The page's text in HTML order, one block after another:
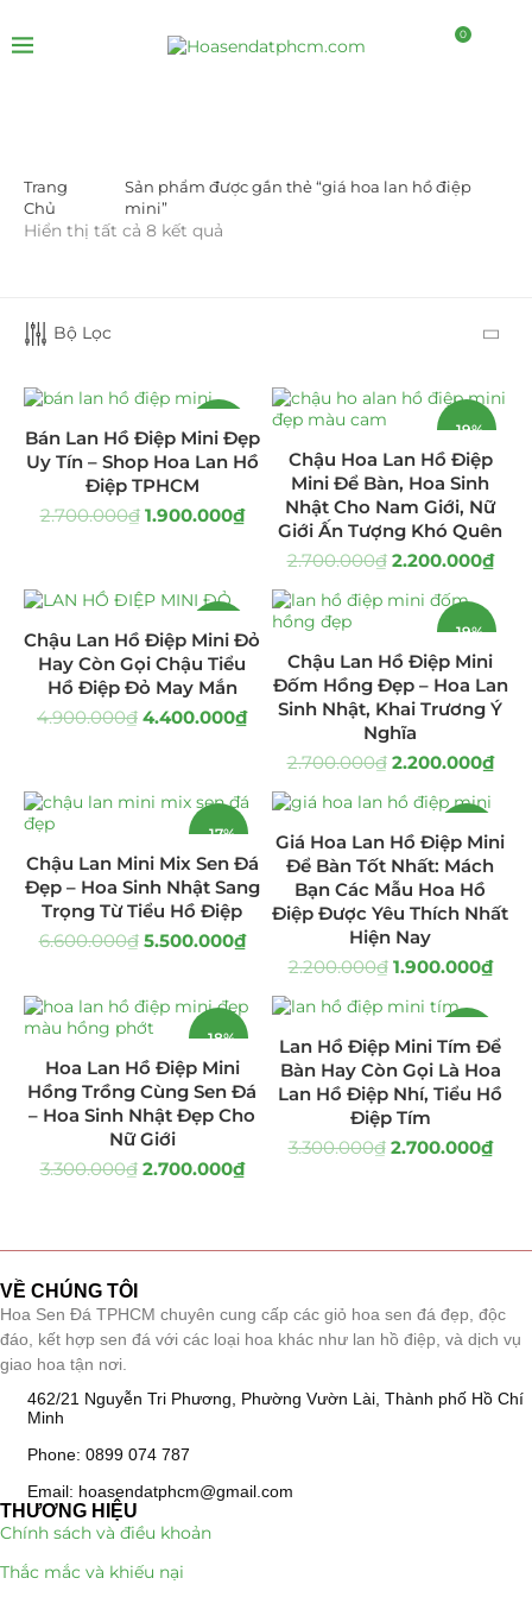
0
LỌC BỞI GIÁ
LỌC
DANH MỤC SẢN PHẨM
(137)
Chậu Sen Đá Mini
Hồ Điệp và Hoa Sen đá
Lũa Hồ Điệp Sen Đá (91)
Tiểu Cảnh Lan Sen Đá
Hoa Ngày Lễ 8/3
Hoa Tặng 14/2
Quà Tặng (507)
Quà Noel - Quà Giáng Sinh
Quà Tết (278)
Quà Tặng 20 11
Sen Đá DECOR
Bó Hoa Sen Đá
Hoa Cưới Sen Đá
Trang
Chủ
Sản phẩm được gắn thẻ “giá hoa lan hồ điệp
mini”
Hiển thị tất cả 8 kết quả
Bộ Lọc
-30%
Bán Lan Hồ Điệp Mini Đẹp
Uy Tín – Shop Hoa Lan Hồ
Điệp TPHCM
2.700.000₫ 1.900.000₫
-19%
Chậu Hoa Lan Hồ Điệp
Mini Để Bàn, Hoa Sinh
Nhật Cho Nam Giới, Nữ
Giới Ấn Tượng Khó Quên
2.700.000₫ 2.200.000₫
-10%
Chậu Lan Hồ Điệp Mini Đỏ
Hay Còn Gọi Chậu Tiểu
Hồ Điệp Đỏ May Mắn
4.900.000₫ 4.400.000₫
-19%
Chậu Lan Hồ Điệp Mini
Đốm Hồng Đẹp – Hoa Lan
Sinh Nhật, Khai Trương Ý
Nghĩa
2.700.000₫ 2.200.000₫
-17%
HOT
Chậu Lan Mini Mix Sen Đá
Đẹp – Hoa Sinh Nhật Sang
Trọng Từ Tiểu Hồ Điệp
6.600.000₫ 5.500.000₫
-14%
Giá Hoa Lan Hồ Điệp Mini
Để Bàn Tốt Nhất: Mách
Bạn Các Mẫu Hoa Hồ
Điệp Được Yêu Thích Nhất
Hiện Nay
2.200.000₫ 1.900.000₫
-18%
Hoa Lan Hồ Điệp Mini
Hồng Trồng Cùng Sen Đá
– Hoa Sinh Nhật Đẹp Cho
Nữ Giới
3.300.000₫ 2.700.000₫
-18%
Lan Hồ Điệp Mini Tím Để
Bàn Hay Còn Gọi Là Hoa
Lan Hồ Điệp Nhí, Tiểu Hồ
Điệp Tím
3.300.000₫ 2.700.000₫
VỀ CHÚNG TÔI
Hoa Sen Đá TPHCM chuyên cung cấp các giỏ hoa sen đá đẹp, độc
đáo, kết hợp sen đá với các loại hoa khác như lan hồ điệp, và dịch vụ
giao hoa tận nơi.
462/21 Nguyễn Tri Phương, Phường Vườn Lài, Thành phố Hồ Chí
Minh
Phone: 0899 074 787
Email: hoasendatphcm@gmail.com
THƯƠNG HIỆU
Chính sách và điều khoản
Thắc mắc và khiếu nại